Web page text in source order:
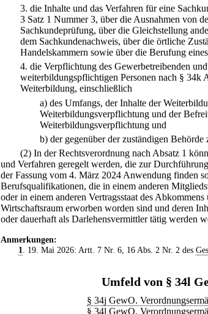
3. die Inhalte und das Verfahren für eine
3 Satz 1 Nummer 3, über die Ausnahmen von
Sachkundeprüfung, über die Gleichstellung
dem Sachkundenachweis, über die örtliche
Handelskammern sowie über die Berufung
4. die Verpflichtung des Gewerbetreibenden
weiterbildungspflichtigen Personen nach § 34k
Weiterbildung, einschließlich
a) des Umfangs, der Inhalte der
Weiterbildungsverpflichtung und der
Weiterbildungsverpflichtung und
b) der gegenüber der zuständigen
(2) In der Rechtsverordnung nach Absatz 1
und Verfahren geregelt werden, die zur
der Fassung vom 4. März 2024 Anwendung finden
Berufsqualifikationen, die in einem anderen
oder in einem anderen Vertragsstaat des
Wirtschaftsraum erworben worden sind und deren
oder dauerhaft als Darlehensvermittler tätig werden
Anmerkungen:
1
. 19. Mai 2026: Artt. 7 Nr. 6, 16 Abs. 2 Nr. 2 des
Umfeld von § 34l
§ 34j GewO.
§ 34l GewO.